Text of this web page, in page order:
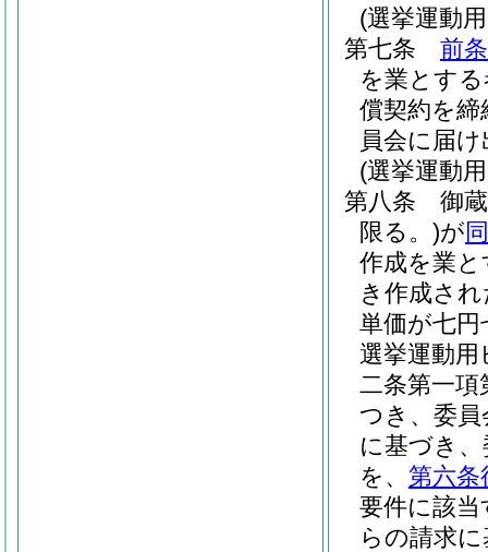
(選挙運動
第七条
前条
を業とす
償契約を
員会に届
(選挙運動
第八条
御
限る。)が
作成を業
き作成さ
単価が七円
選挙運動
二条第一
つき、委
に基づき
を、 第六条
要件に該
らの請求